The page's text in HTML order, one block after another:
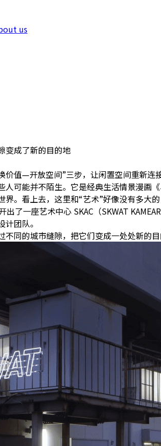
us
变成了新的目的地
价值—开放空间”三步，让闲置空间重新连
人可能并不陌生。它是经典生活情景漫
。看上去，这里和“艺术”好像没有多大的
了一座艺术中心 SKAC（SKWAT
团队。
同的城市缝隙，把它们变成一处处新的目